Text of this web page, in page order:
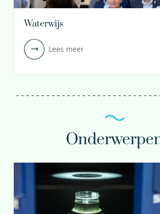
Waterwijs
Lees meer